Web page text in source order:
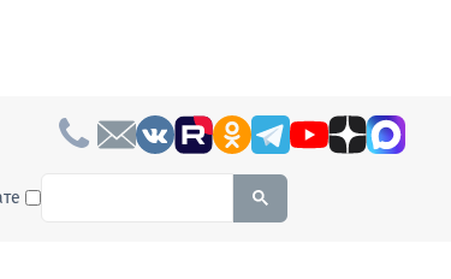
To search this site, enter a search term